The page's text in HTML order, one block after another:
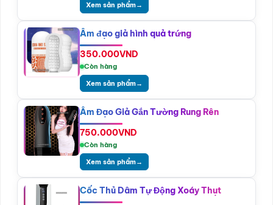
Xem sản phẩm→
Âm đạo giả hình quả trứng
350.000VND
Còn hàng
Xem sản phẩm→
Âm Đạo Giả Gắn Tường Rung Rên
750.000VND
Còn hàng
Xem sản phẩm→
Cốc Thủ Dâm Tự Động Xoáy Thụt